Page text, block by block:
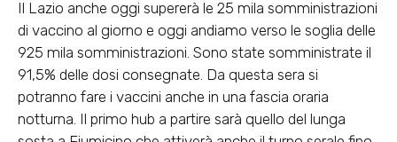
Il Lazio anche oggi supererà le 25 mila somministrazioni
di vaccino al giorno e oggi andiamo verso le soglia delle
925 mila somministrazioni. Sono state somministrate il
91,5% delle dosi consegnate. Da questa sera si
potranno fare i vaccini anche in una fascia oraria
notturna. Il primo hub a partire sarà quello del lunga